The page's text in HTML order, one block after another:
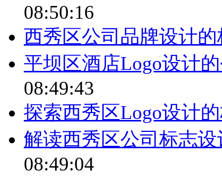
08:50:16
西秀区公司品牌设计
平坝区酒店Logo设计
08:49:43
探索西秀区Logo设计
解读西秀区公司标志
08:49:04